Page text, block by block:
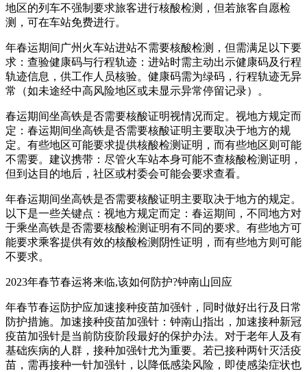
地区的列车不强制要求旅客进行核酸检测，但若旅客自愿检
测，可在车站免费进行。
年春运期间广州火车站进站不需要核酸检测，但需满足以下要
求：查验健康码与行程轨迹：进站时需主动出示健康码及行程
轨迹信息，供工作人员核验。健康码需为绿码，行程轨迹无异
常（如未途经中高风险地区或未显示异常停留记录）。
春运期间坐高铁是否需要核酸证明视情况而定。视地方规定而
定：春运期间坐高铁是否需要核酸证明主要取决于地方的规
定。有些地区可能要求提供核酸检测证明，而有些地区则可能
不需要。建议携带：尽管火车站本身可能不查核酸检测证明，
但到达目的地后，社区或村委会可能会要求查看。
年春运期间坐高铁是否需要核酸证明主要取决于地方的规定。
以下是一些关键点：视地方规定而定：春运期间，不同地方对
于乘坐高铁是否需要核酸检测证明有不同的要求。有些地方可
能要求乘客提供有效的核酸检测阴性证明，而有些地方则可能
不要求。
2023年春节春运将来临,该如何防护?钟南山回应
年春节春运防护应加速接种疫苗加强针，同时做好出行及日常
防护措施。加速接种疫苗加强针：钟南山指出，加速接种新冠
疫苗加强针是当前防疫阶段最好的保护办法。对于老年人及有
基础疾病的人群，接种加强针尤为重要。若已接种两针灭活疫
苗，需再接种一针加强针，以降低感染风险，即使感染症状也